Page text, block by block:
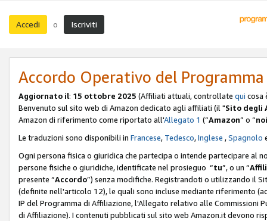
Accedi o Iscriviti
Accordo Operativo del
Aggiornato il: 15 ottobre 2025 (Affiliati attuali, controllate qui cosa
Benvenuto sul sito web di Amazon dedicato agli affiliati (il "Sito degli
Amazon di riferimento come riportato all'Allegato 1 (“Amazon” o “noi
Le traduzioni sono disponibili in Francese, Tedesco,Inglese ,Spagnolo
Ogni persona fisica o giuridica che partecipa o intende partecipare al
persone fisiche o giuridiche, identificate nel prosieguo “tu”, o un “
presente “Accordo”) senza modifiche. Registrandoti o utilizzando il
(definite nell'articolo 12), le quali sono incluse mediante riferimento
IP del Programma di Affiliazione, l'Allegato relativo alle Commissioni
di Affiliazione). I contenuti pubblicati sul sito web Amazon.it devono